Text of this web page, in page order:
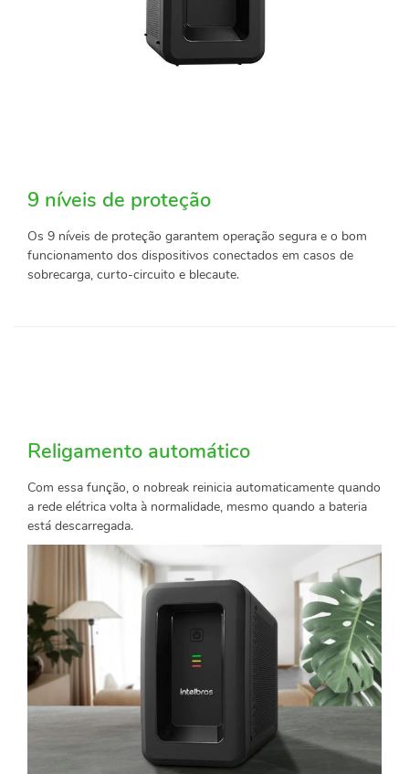
9 níveis de proteção
Os 9 níveis de proteção garantem operação segura e o bom
funcionamento dos dispositivos conectados em casos de
sobrecarga, curto-circuito e blecaute.
Religamento automático
Com essa função, o nobreak reinicia automaticamente quando
a rede elétrica volta à normalidade, mesmo quando a bateria
está descarregada.